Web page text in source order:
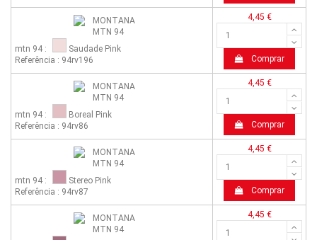
mtn 94 :
Saudade Pink
Referência : 94rv196
4,45 €
Comprar
mtn 94 :
Boreal Pink
Referência : 94rv86
4,45 €
Comprar
mtn 94 :
Stereo Pink
Referência : 94rv87
4,45 €
Comprar
4,45 €